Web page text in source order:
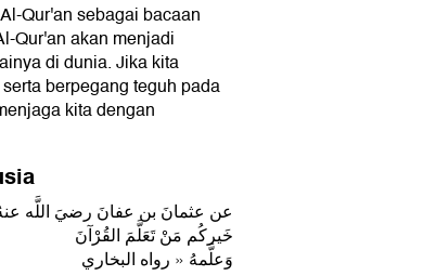
Qur'an sebagai bacaan
Qur'an akan menjadi
di dunia. Jika kita
berpegang teguh pada
kita dengan
عن عثمانَ بن عفانَ رضيَ اللَّه
خَيركُم مَنْ تَعَلَّمَ القُرْآنَ
وَعلَّمهُ » رواه البخاري